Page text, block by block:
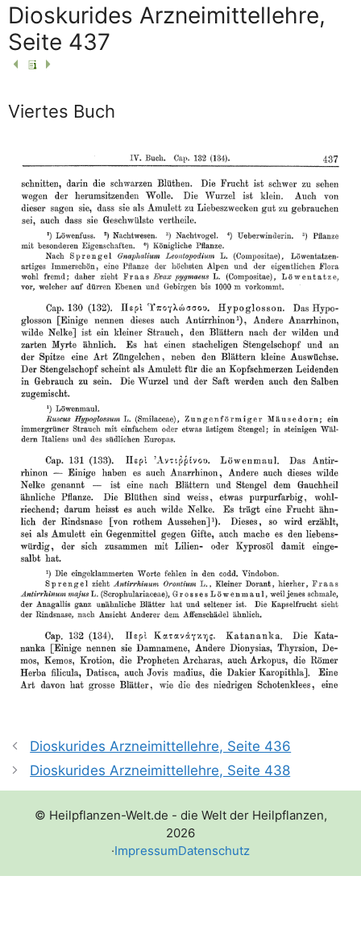
Dioskurides Arzneimittellehre,
Seite 437
Viertes Buch
Dioskurides Arzneimittellehre, Seite 436
Dioskurides Arzneimittellehre, Seite 438
© Heilpflanzen-Welt.de - die Welt der Heilpflanzen,
2026
·ImpressumDatenschutz